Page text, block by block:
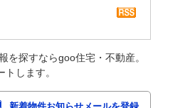
探すならgoo住宅・不動産。
します。